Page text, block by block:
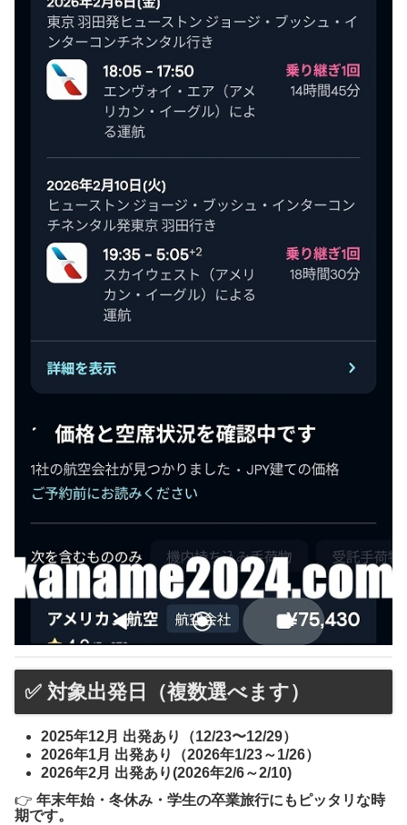
✅ 対象出発日（複数選べます）
2025年12月 出発あり（12/23〜12/29）
2026年1月 出発あり（2026年1/23～1/26）
2026年2月 出発あり(2026年2/6～2/10)
👉 年末年始・冬休み・学生の卒業旅行にもピッタリな時
期です。